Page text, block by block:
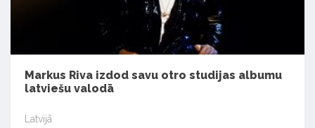
Markus Riva izdod savu otro studijas albumu
latviešu valodā
Latvijā